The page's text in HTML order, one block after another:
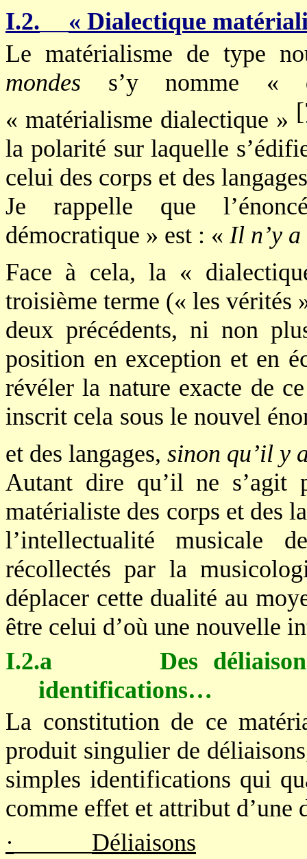
I.2.
« Dialectique
Le matérialisme de type
mondes s’y nomme «
« matérialisme dialectique »
la polarité sur laquelle
celui des corps et des
Je rappelle que
démocratique » est : « Il n’y
Face à cela, la «
troisième terme (« les vérités
deux précédents, ni non
position en exception et en
révéler la nature exacte de
inscrit cela sous le nouvel
et des langages, sinon qu’il y
Autant dire qu’il ne s’agit
matérialiste des corps et des
l’intellectualité musicale
récollectés par la
déplacer cette dualité au
être celui d’où une nouvelle
I.2.a
Des
identifications…
La constitution de ce
produit singulier de
simples identifications qui
comme effet et attribut
·
Déliaisons